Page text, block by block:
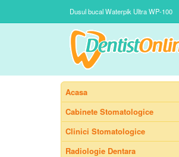
Dusul bucal Waterpik Ultra WP-100
Acasa
Cabinete Stomatologice
Clinici Stomatologice
Radiologie Dentara